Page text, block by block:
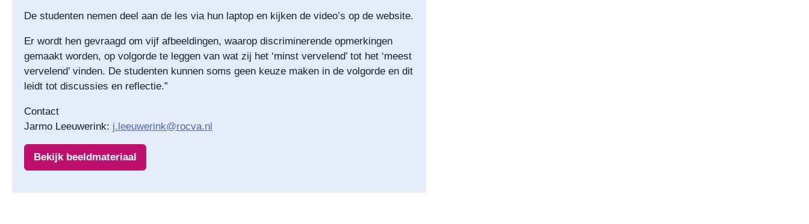
De studenten nemen deel aan de les via hun laptop en kijken de video’s op de website.
Er wordt hen gevraagd om vijf afbeeldingen, waarop discriminerende opmerkingen
gemaakt worden, op volgorde te leggen van wat zij het ‘minst vervelend’ tot het ‘meest
vervelend’ vinden. De studenten kunnen soms geen keuze maken in de volgorde en dit
leidt tot discussies en reflectie.”
Contact
Jarmo Leeuwerink: j.leeuwerink@rocva.nl
Bekijk beeldmateriaal